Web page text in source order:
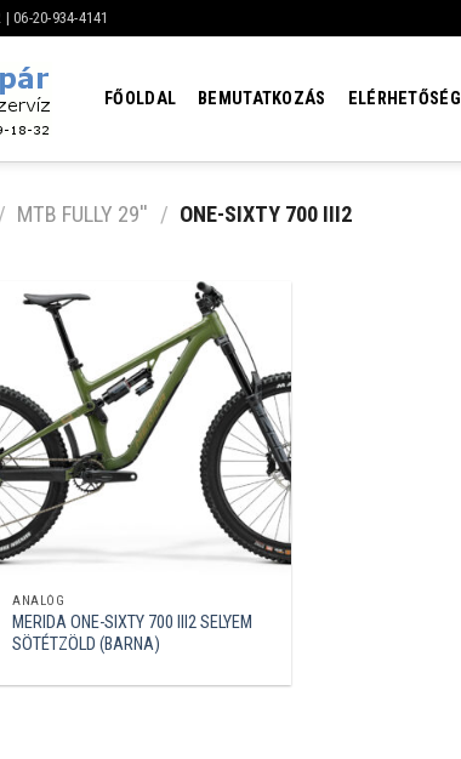
06-20-934-4141
FŐOLDAL BEMUTATKOZÁS ELÉRHETŐSÉG
/ MTB FULLY 29'' / ONE-SIXTY 700 III2
ANALÓG
MERIDA ONE-SIXTY 700 III2 SELYEM
SÖTÉTZÖLD (BARNA)